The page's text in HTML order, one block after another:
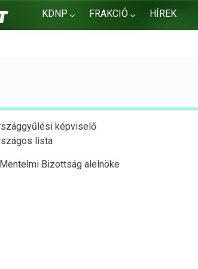
KDNP FRAKCIÓ HÍREK
képviselő
lista
Bizottság alelnöke